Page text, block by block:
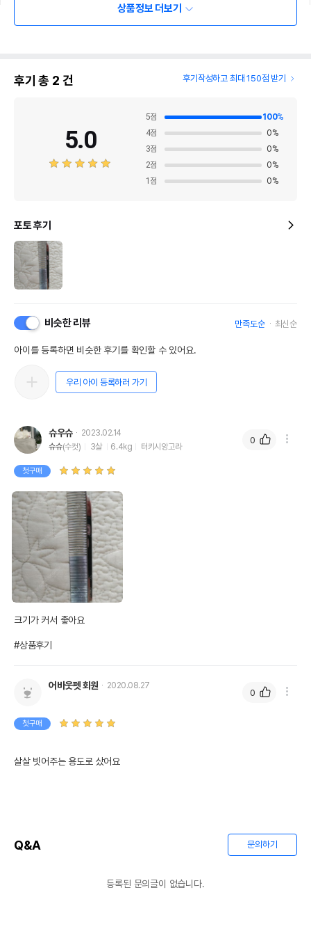
상품 필수 정보
법에 의한 인증,허가 등을
받았음을 확인할수 있는
상세페이지 참조
제조자,수입품의 경우
수입자를 함께 표기
AS책임자와 전화번호
또는 소비자상담 관련
전화번호
유통기한
상품정보 더보기
후기 총 2 건 후기작성하고 최대 150점 받기
5.0
5점 100%
4점 0%
3점 0%
2점 0%
1 점 0%
포토 후기
비슷한 리뷰 만족도순 최신순
아이를 등록하면 비슷한 후기를 확인할 수 있어요.
우리 아이 등록하러 가기
슈우슈
2023.02.14
슈슈(수컷) 3살 6.4kg 터키시앙고라
첫구매
크기가 커서 좋아요
#상품후기
0
어바웃펫 회원 2020.08.27
첫구매
살살 빗어주는 용도로 샀어요
0
Q&A 문의하기
등록된 문의글이 없습니다.